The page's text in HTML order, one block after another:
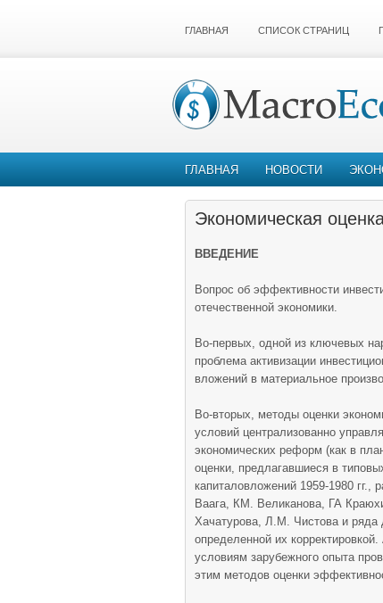
ГЛАВНАЯ СПИСОК СТРАНИЦ
ГЛАВНАЯ НОВОСТИ
Экономическая
ВВЕДЕНИЕ
Вопрос об эффективности
отечественной экономики.
Во-первых, одной из ключевых
проблема активизации
вложений в материальное
Во-вторых, методы оценки
условий централизованно
экономических реформ (как в
оценки, предлагавшиеся в
капиталовложений 1959-1980 гг.,
Ваага, КМ. Великанова, ГА
Хачатурова, Л.М. Чистова и ряда
определенной их
условиям зарубежного опыта
этим методов оценки